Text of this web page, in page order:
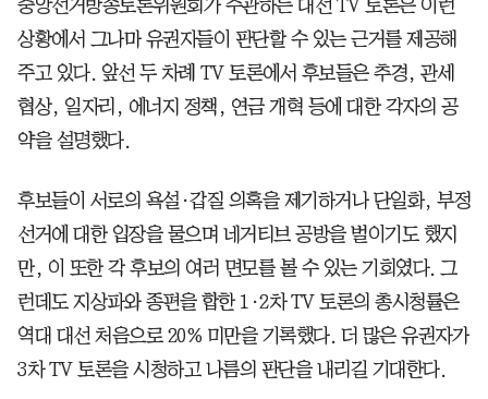
중앙선거방송토론위원회가 주관하는 대선 TV 토론은 이런
상황에서 그나마 유권자들이 판단할 수 있는 근거를 제공해
주고 있다. 앞선 두 차례 TV 토론에서 후보들은 추경, 관세
협상, 일자리, 에너지 정책, 연금 개혁 등에 대한 각자의 공
약을 설명했다.
후보들이 서로의 욕설·갑질 의혹을 제기하거나 단일화, 부정
선거에 대한 입장을 물으며 네거티브 공방을 벌이기도 했지
만, 이 또한 각 후보의 여러 면모를 볼 수 있는 기회였다. 그
런데도 지상파와 종편을 합한 1·2차 TV 토론의 총시청률은
역대 대선 처음으로 20% 미만을 기록했다. 더 많은 유권자가
3차 TV 토론을 시청하고 나름의 판단을 내리길 기대한다.